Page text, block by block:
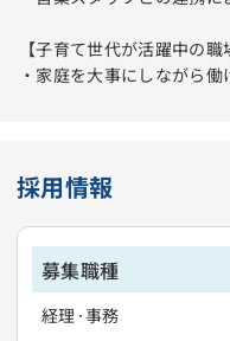
【子育て世代が活躍中の職
・家庭を大事にしながら働
採用情報
募集職種
経理·事務